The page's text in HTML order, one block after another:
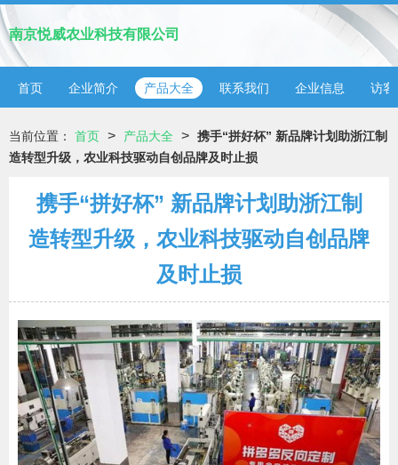
南京悦威农业科技有限公司
首页 企业简介 产品大全 联系我们 企业信息 访客
当前位置： 首页 > 产品大全 > 携手“拼好杯” 新品牌计划助浙江制
造转型升级，农业科技驱动自创品牌及时止损
携手“拼好杯” 新品牌计划助浙江制
造转型升级，农业科技驱动自创品牌
及时止损